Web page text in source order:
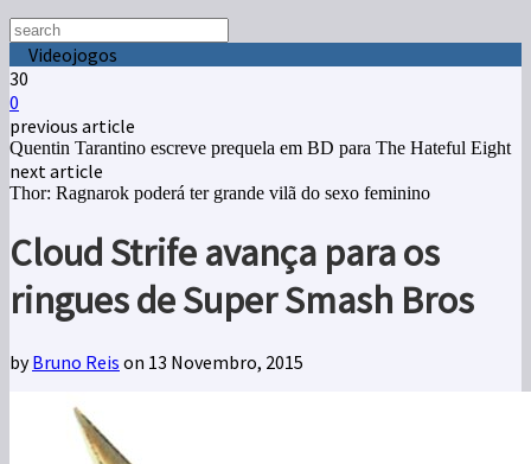
Videojogos
30
0
previous article
Quentin Tarantino escreve prequela em BD para The Hateful Eight
next article
Thor: Ragnarok poderá ter grande vilã do sexo feminino
Cloud Strife avança para os
ringues de Super Smash Bros
byBruno Reis on 13 Novembro, 2015